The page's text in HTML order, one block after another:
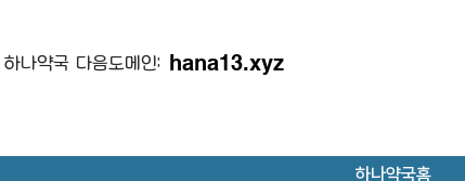
하나약국 다음도메인: hana13.xyz
하나약국홈